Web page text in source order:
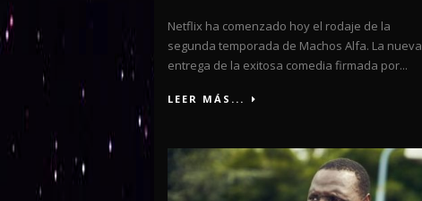
Netflix ha comenzado hoy el rodaje de la
segunda temporada de Machos Alfa. La nueva
entrega de la exitosa comedia firmada por...
LEER MÁS...